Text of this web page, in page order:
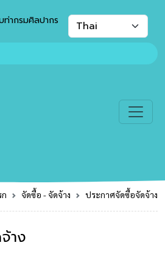
ท่ากรมศิลปากร
จัดซื้อ - จัดจ้าง ประกาศจัดซื้อจัดจ้าง
าง